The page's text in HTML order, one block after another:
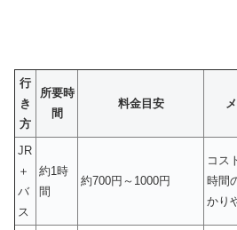
行
き
方
所要時
間
料金目安
JR
＋
バ
ス
約1時
間
約700円～1000円
コス
時間
かり